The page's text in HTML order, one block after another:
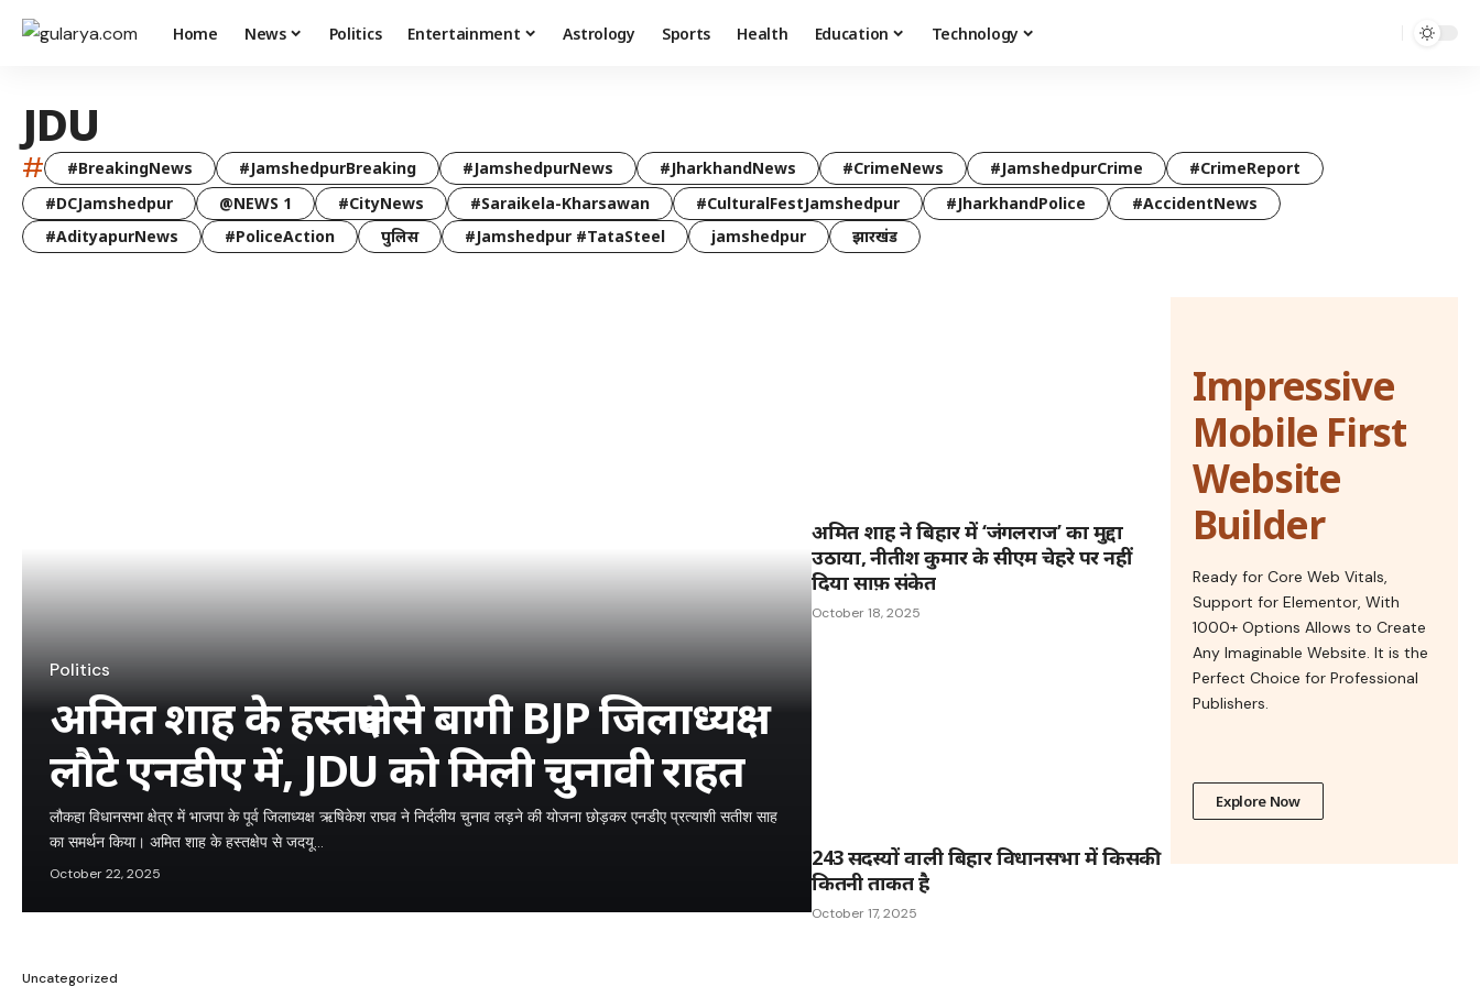
Home News Politics Entertainment Astrology Sports Health Education Technology
JDU
# #BreakingNews #JamshedpurBreaking #JamshedpurNews #JharkhandNews #CrimeNews #JamshedpurCrime
#CrimeReport
#DCJamshedpur
@NEWS 1 #CityNews #Saraikela-Kharsawan #CulturalFestJamshedpur #JharkhandPolice
#AccidentNews
#AdityapurNews
#PoliceAction पुलिस #Jamshedpur #TataSteel jamshedpur झारखंड
Politics
अमित शाह के हस्तक्षेप से बागी BJP जिलाध्यक्ष
लौटे एनडीए में, JDU को मिली चुनावी राहत
लौकहा विधानसभा क्षेत्र में भाजपा के पूर्व जिलाध्यक्ष ऋषिकेश राघव ने निर्दलीय चुनाव लड़ने की योजना छोड़कर एनडीए प्रत्याशी सतीश साह
का समर्थन किया। अमित शाह के हस्तक्षेप से जदयू…
October 22, 2025
अमित शाह ने बिहार में ‘जंगलराज’ का मुद्दा
उठाया, नीतीश कुमार के सीएम चेहरे पर नहीं
दिया साफ़ संकेत
October 18, 2025
243 सदस्यों वाली बिहार विधानसभा में किसकी
कितनी ताकत है
October 17, 2025
Impressive
Mobile First
Website
Builder
Ready for Core Web Vitals,
Support for Elementor, With
1000+ Options Allows to Create
Any Imaginable Website. It is the
Perfect Choice for Professional
Publishers.
Explore Now
Uncategorized